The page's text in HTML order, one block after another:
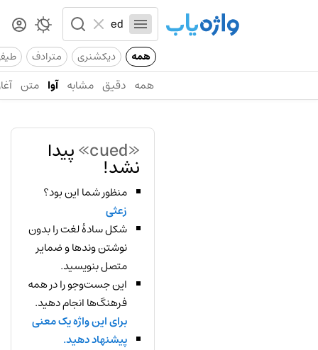
همه دیکشنری مترادف
همه دقیق مشابه آوا متن
«cued» پیدا
نشد!
منظور شما این بود؟
زعثی
شکل سادهٔ لغت را بدون
نوشتن وندها و ضمایر
متصل بنویسید.
این جست‌وجو را در همه
فرهنگ‌ها انجام دهید.
برای این واژه یک معنی
پیشنهاد دهید.